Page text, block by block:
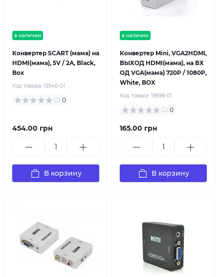
в наличии
Конвертер SCART (мама) на
HDMI(мама), 5V / 2A, Black,
Box
Код товара: 15940-01
0
454.00 грн
В корзину
в наличии
Конвертер Mini, VGA2HDMI,
ВЫХОД HDMI(мама), на ВХ
ОД VGA(мама) 720P / 1080P,
White, BOX
Код товара: 19698-01
0
165.00 грн
В корзину